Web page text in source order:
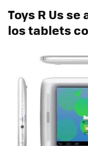
Toys R Us
los tablets